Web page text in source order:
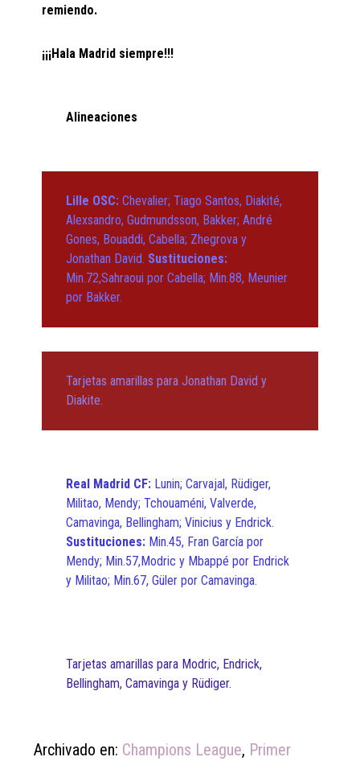
remiendo.
¡¡¡Hala Madrid siempre!!!
Alineaciones
Lille OSC: Chevalier; Tiago Santos, Diakité,
Alexsandro, Gudmundsson, Bakker; André
Gones, Bouaddi, Cabella; Zhegrova y
Jonathan David. Sustituciones:
Min.72,Sahraoui por Cabella; Min.88, Meunier
por Bakker.
Tarjetas amarillas para Jonathan David y
Diakite.
Real Madrid CF: Lunin; Carvajal, Rüdiger,
Militao, Mendy; Tchouaméni, Valverde,
Camavinga, Bellingham; Vinicius y Endrick.
Sustituciones: Min.45, Fran García por
Mendy; Min.57,Modric y Mbappé por Endrick
y Militao; Min.67, Güler por Camavinga.
Tarjetas amarillas para Modric, Endrick,
Bellingham, Camavinga y Rüdiger.
Archivado en: Champions League, Primer